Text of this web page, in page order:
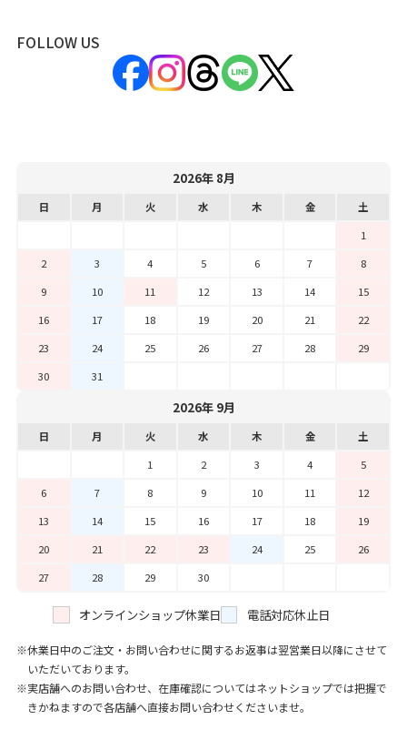
FOLLOW US
2026年 8月
日 月 火 水 木 金
土
1
2
3 4 5 6 7
8
9
10 11 12 13 14
15
16
17 18 19 20 21
22
23
24 25 26 27 28
29
30
31
2026年 9月
日 月 火 水 木 金
土
1
2 3 4
5
6
7 8 9 10 11
12
13
14 15 16 17 18
19
20
21 22 23 24 25
26
27
28 29 30
オンラインショップ休業日 電話対応休止日
休業日中のご注文・お問い合わせに関するお返事は翌営業日以降にさせて
いただいております。
実店舗へのお問い合わせ、在庫確認についてはネットショップでは把握で
きかねますので各店舗へ直接お問い合わせくださいませ。